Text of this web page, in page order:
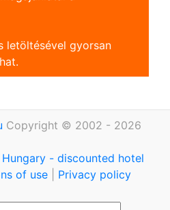
letöltésével gyorsan
Copyright © 2002 - 2026
- discounted hotel
of use Privacy policy